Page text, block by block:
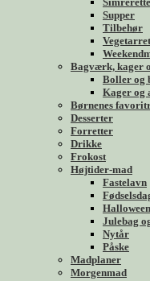
Supper
Tilbehør
Bagværk, kager
Boller og
Kager og
Børnenes
Desserter
Forretter
Drikke
Frokost
Højtider-mad
Fastelavn
Halloween
Julebag
Nytår
Påske
Madplaner
Morgenmad